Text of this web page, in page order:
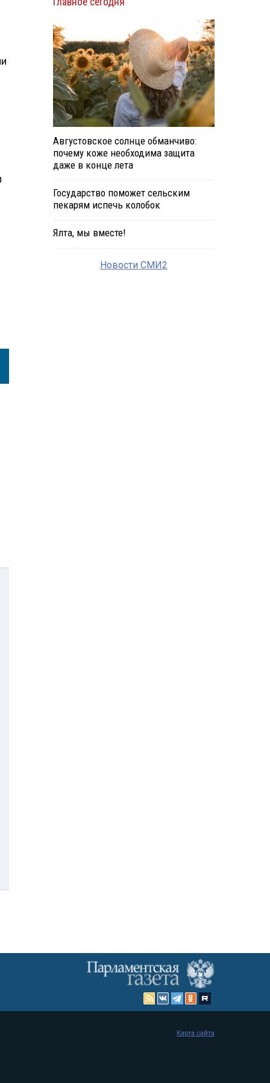
Августовское солнце обманчиво:
почему коже необходима защита
даже в конце лета
Государство поможет сельским
пекарям испечь колобок
Ялта, мы вместе!
Новости СМИ2
Карта сайта